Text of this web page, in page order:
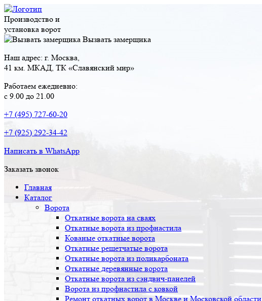
Производство и
установка ворот
Вызвать замерщика
Наш адрес: г. Москва,
41 км. МКАД, ТК «Славянский мир»
Работаем ежедневно:
с 9.00 до 21.00
+7 (495) 727-60-20
+7 (925) 292-34-42
Написать в WhatsApp
Заказать звонок
Главная
Каталог
Ворота
Откатные ворота на сваях
Откатные ворота из профнастила
Кованые откатные ворота
Откатные решетчатые ворота
Откатные ворота из поликарбоната
Откатные деревянные ворота
Откатные ворота из сэндвич-панелей
Ворота из профнастила с ковкой
Ремонт откатных ворот в Москве и Московской области